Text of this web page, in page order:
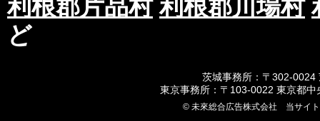
利根郡片品村 利根郡川場村
ど
茨城事務所：〒302-0024
東京事務所：〒103-0022 東京都
© 未來総合広告株式会社 当サイ